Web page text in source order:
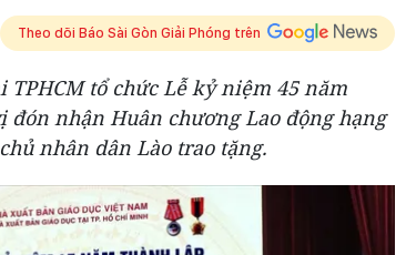
Theo dõi Báo Sài Gòn Giải Phóng trên
TPHCM tổ chức Lễ kỷ niệm 45 năm
đón nhận Huân chương Lao động hạng
nhân dân Lào trao tặng.